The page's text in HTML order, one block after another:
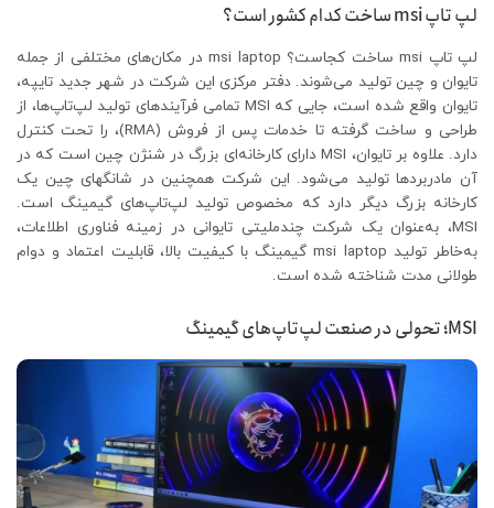
لپ تاپ msi ساخت کدام کشور است؟
لپ تاپ msi ساخت کجاست؟ msi laptop در مکان‌های مختلفی از جمله
تایوان و چین تولید می‌شوند. دفتر مرکزی این شرکت در شهر جدید تایپه،
تایوان واقع شده است، جایی که MSI تمامی فرآیندهای تولید لپ‌تاپ‌ها، از
طراحی و ساخت گرفته تا خدمات پس از فروش (RMA)، را تحت کنترل
دارد. علاوه بر تایوان، MSI دارای کارخانه‌ای بزرگ در شنژن چین است که در
آن مادربردها تولید می‌شود. این شرکت همچنین در شانگهای چین یک
کارخانه بزرگ دیگر دارد که مخصوص تولید لپ‌تاپ‌های گیمینگ است.
MSI، به‌عنوان یک شرکت چندملیتی تایوانی در زمینه فناوری اطلاعات،
به‌خاطر تولید msi laptop گیمینگ با کیفیت بالا، قابلیت اعتماد و دوام
طولانی مدت شناخته شده است.
MSI؛ تحولی در صنعت لپ‌تاپ‌های گیمینگ